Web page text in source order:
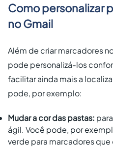
Como personalizar
no Gmail
Além de criar marcadores
pode personalizá-los
facilitar ainda mais a
pode, por exemplo:
Mudar a cor das pastas:
ágil. Você pode, por
verde para marcadores